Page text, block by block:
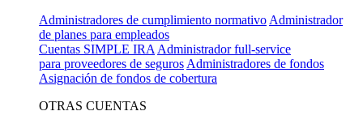
Administradores de cumplimiento normativo Administrador
de planes para empleados
Cuentas SIMPLE IRA Administrador full-service
para proveedores de seguros Administradores de fondos
Asignación de fondos de cobertura
OTRAS CUENTAS